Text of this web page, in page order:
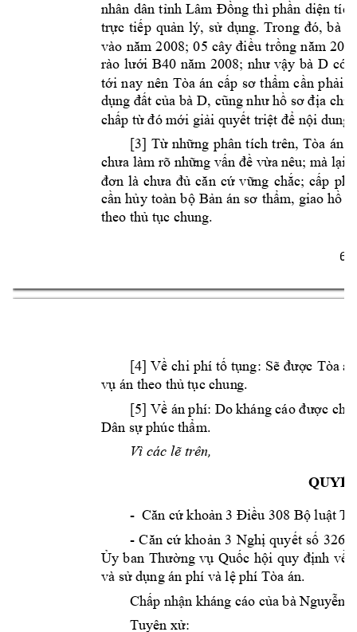
6
nhân dân tỉnh Lâm Đồng thì phần diện tí
trực tiếp quản lý, sử dụng. Trong đó, bà
vào năm 2008; 05 cây điều trồng năm 2
rào lưới B40 năm 2008; như vậy bà D có
tới nay nên Tòa án cấp sơ thẩm cần phải
dụng đất của bà D, cũng như hồ sơ địa
chấp từ đó mới giải quyết triệt để nội dung
[3] Từ những phân tích trên, Tòa án
chưa làm rõ những vấn đề vừa nêu; mà lại
đơn là chưa đủ căn cứ vững chắc; cấp
cần hủy toàn bộ Bản án sơ thẩm, giao hồ
theo thủ tục chung.
[4] Về chi phí tố tụng: Sẽ được Tòa
vụ án theo thủ tục chung.
[5] Về án phí: Do kháng cáo được chấ
Dân sự phúc thẩm.
Vì các lẽ trên,
- Căn cứ khoản 3 Điều 308 Bộ luật T
- Căn cứ khoản 3 Nghị quyết số 326/
Ủy ban Thường vụ Quốc hội quy định về
và sử dụng án phí và lệ phí Tòa án.
Chấp nhận kháng cáo của bà Nguyễn
Tuyên xử: